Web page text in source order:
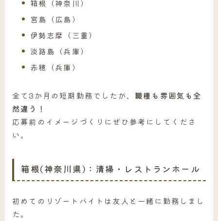
箱根（神奈川）
宮島（広島）
伊勢志摩（三重）
淡路島（兵庫）
赤穂（兵庫）
全て3か月の短期勤務でしたが、 職種も雰囲気も全
然違う！
応募前のイメージづくりにぜひ参考にしてくださ
い。
箱根(神奈川県)：清掃・レストランホール
初めてのリゾートバイトは友人と一緒に勤務しまし
た。